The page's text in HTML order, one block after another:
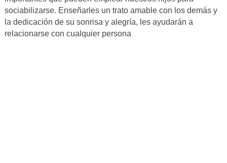
sociabilizarse. Enseñarles un trato amable con los demás y
la dedicación de su sonrisa y alegría, les ayudarán a
relacionarse con cualquier persona